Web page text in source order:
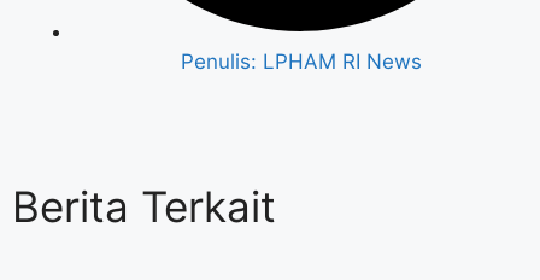
Penulis: LPHAM RI News
Berita Terkait